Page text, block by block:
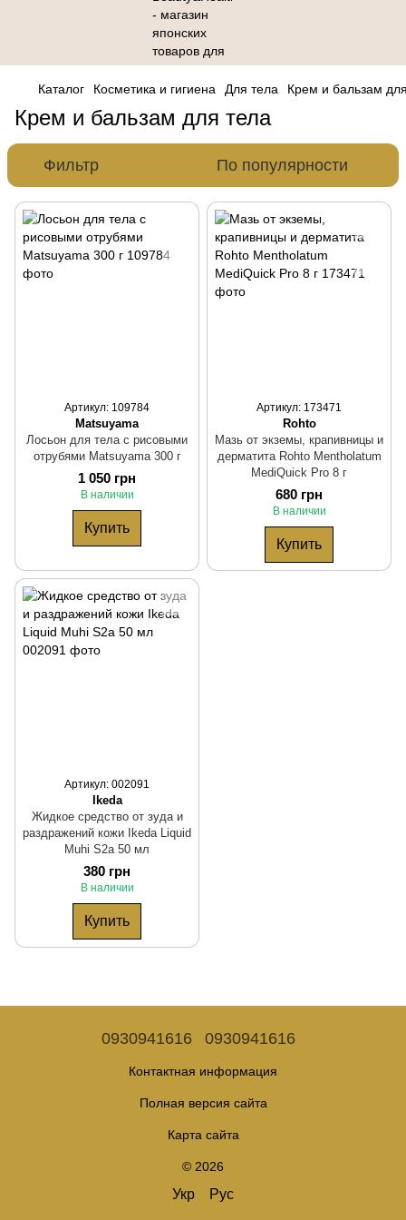
Каталог Косметика и гигиена Для тела Крем и бальзам
Крем и бальзам для тела
Фильтр По популярности
Артикул: 109784
Matsuyama
Лосьон для тела с рисовыми
отрубями Matsuyama 300 г
1 050 грн
В наличии
Купить
Артикул: 173471
Rohto
Мазь от экземы, крапивницы и
дерматита Rohto Mentholatum
MediQuick Pro 8 г
680 грн
В наличии
Купить
Артикул: 002091
Ikeda
Жидкое средство от зуда и
раздражений кожи Ikeda Liquid
Muhi S2a 50 мл
380 грн
В наличии
Купить
0930941616 0930941616
Контактная информация
Полная версия сайта
Карта сайта
© 2026
Укр Рус